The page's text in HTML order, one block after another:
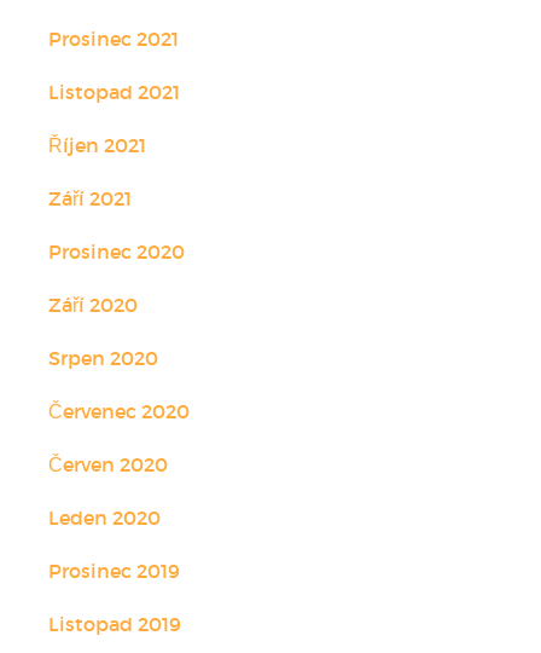
Prosinec 2021
Listopad 2021
Říjen 2021
Září 2021
Prosinec 2020
Září 2020
Srpen 2020
Červenec 2020
Červen 2020
Leden 2020
Prosinec 2019
Listopad 2019